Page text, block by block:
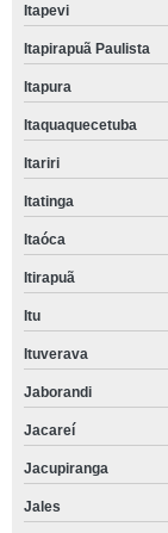
Itapevi
Itapirapuã Paulista
Itapura
Itaquaquecetuba
Itariri
Itatinga
Itaóca
Itirapuã
Itu
Ituverava
Jaborandi
Jacareí
Jacupiranga
Jales